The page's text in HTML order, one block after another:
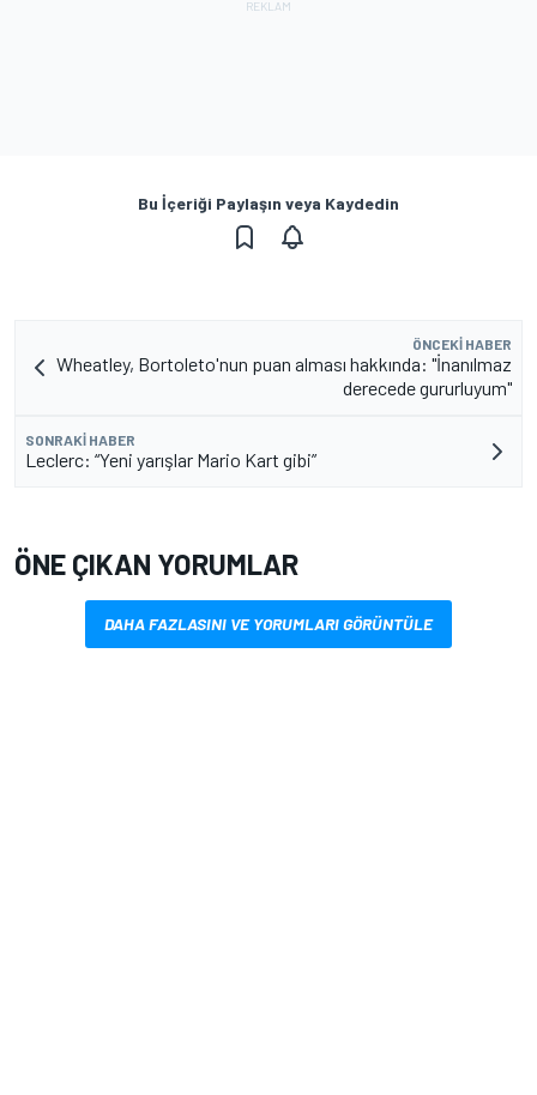
Bu İçeriği Paylaşın veya Kaydedin
ÖNCEKI HABER
Wheatley, Bortoleto'nun puan alması hakkında: "İnanılmaz
derecede gururluyum"
SONRAKI HABER
Leclerc: “Yeni yarışlar Mario Kart gibi”
ÖNE ÇIKAN YORUMLAR
DAHA FAZLASINI VE YORUMLARI GÖRÜNTÜLE